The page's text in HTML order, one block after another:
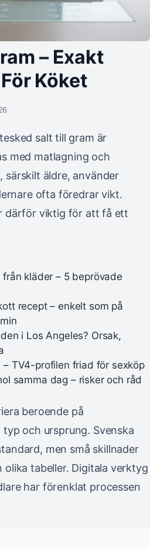
– Exakt
Köket
salt till gram är
med matlagning och
särskilt äldre, använder
ofta föredrar vikt.
därför viktig för att få ett
kläder – 5 beprövade
recept – enkelt som på
i Los Angeles? Orsak,
– TV4-profilen friad för sexköp
samma dag – risker och råd
beroende på
och ursprung. Svenska
men små skillnader
olika tabeller. Digitala verktyg
har förenklat processen